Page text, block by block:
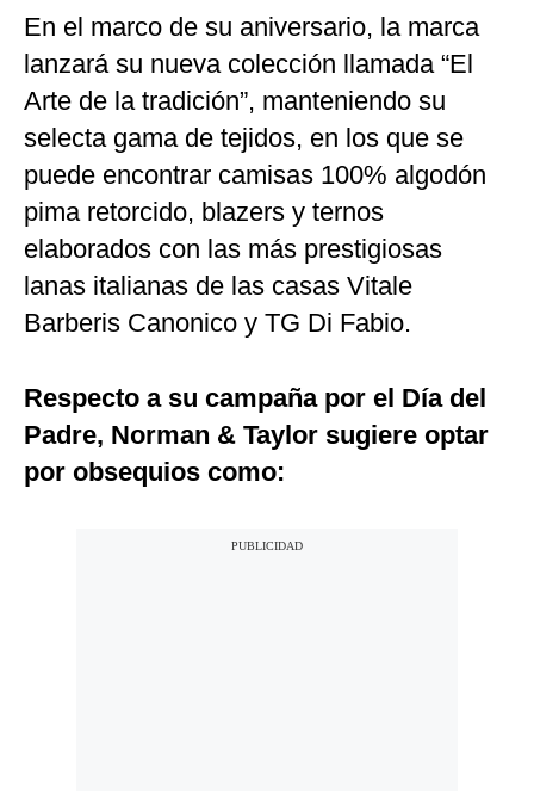
En el marco de su aniversario, la marca
lanzará su nueva colección llamada “El
Arte de la tradición”, manteniendo su
selecta gama de tejidos, en los que se
puede encontrar camisas 100% algodón
pima retorcido, blazers y ternos
elaborados con las más prestigiosas
lanas italianas de las casas Vitale
Barberis Canonico y TG Di Fabio.
Respecto a su campaña por el Día del
Padre, Norman & Taylor sugiere optar
por obsequios como: